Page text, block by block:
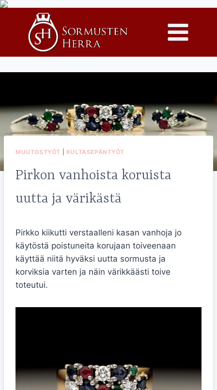
sisältöön
MUUTOSTYÖT KULTASEPÄNTYÖT
Pirkon vanhoista koruista
uutta ja värikästä
Pirkko kiikutti verstaalleni kasan vanhoja jo
käytöstä poistuneita korujaan toiveenaan
käyttää niitä hyväksi uutta sormusta ja
korviksia varten ja näin värikkäästi toive
toteutui.